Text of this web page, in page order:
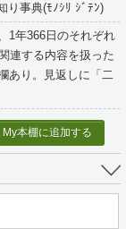
り事典(ﾓﾉｼﾘ ｼﾞﾃﾝ)
1年366日のそれぞれ
連する内容を扱った
あり。見返しに「二
My本棚に追加する